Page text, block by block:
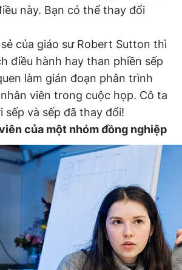
này. Bạn có thể thay đổi
của giáo sư Robert Sutton thì
điều hành hay than phiền sếp
làm gián đoạn phân trình
viên trong cuộc họp. Cô ta
sếp và sếp đã thay đổi!
của một nhóm đồng nghiệp